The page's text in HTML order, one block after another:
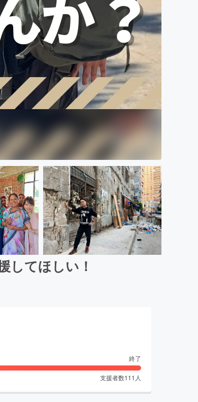
してほしい！
終了
支援者数111 人